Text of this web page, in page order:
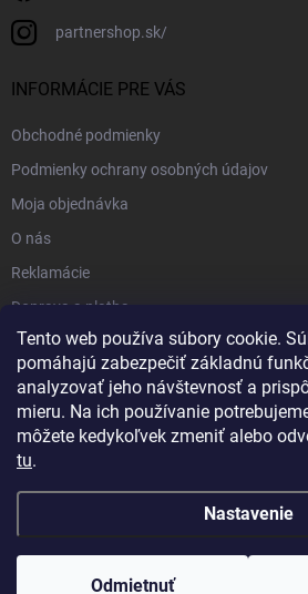
Tento web používa súbory cookie.
pomáhajú zabezpečiť základnú
analyzovať jeho návštevnosť a
mieru. Na ich používanie
môžete kedykoľvek zmeniť alebo
tu.
Nastavenie
Odmietnuť
partnershop.sk/
INFORMÁCIE PRE VÁS
Obchodné podmienky
Podmienky ochrany osobných údajov
Moja objednávka
O nás
Reklamácie
Doprava a platba
Kontakt
Blog
Copyright 2026PartnerShop.sk. Všetky